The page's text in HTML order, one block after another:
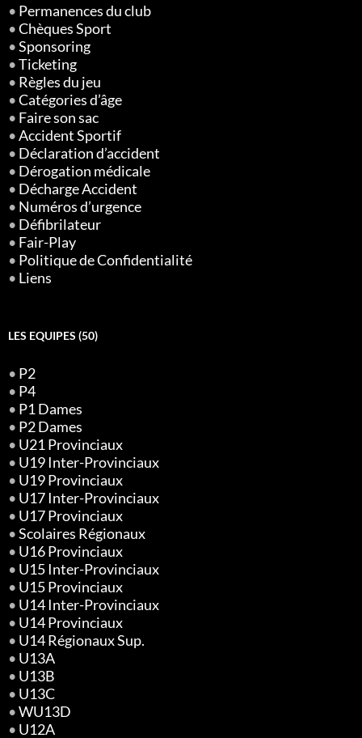
• Permanences du club
•Chèques Sport
•Sponsoring
•Ticketing
• Règles du jeu
•Catégories d’âge
• Faire son sac
•Accident Sportif
• Déclaration d’accident
• Dérogation médicale
• Décharge Accident
• Numéros d’urgence
• Défibrilateur
• Fair-Play
• Politique de Confidentialité
• Liens
LES EQUIPES (50)
• P2
• P4
• P1 Dames
• P2 Dames
• U21 Provinciaux
• U19 Inter-Provinciaux
• U19 Provinciaux
• U17 Inter-Provinciaux
• U17 Provinciaux
•Scolaires Régionaux
• U16 Provinciaux
• U15 Inter-Provinciaux
• U15 Provinciaux
• U14 Inter-Provinciaux
• U14 Provinciaux
• U14 Régionaux Sup.
• U13A
• U13B
• U13C
•WU13D
• U12A